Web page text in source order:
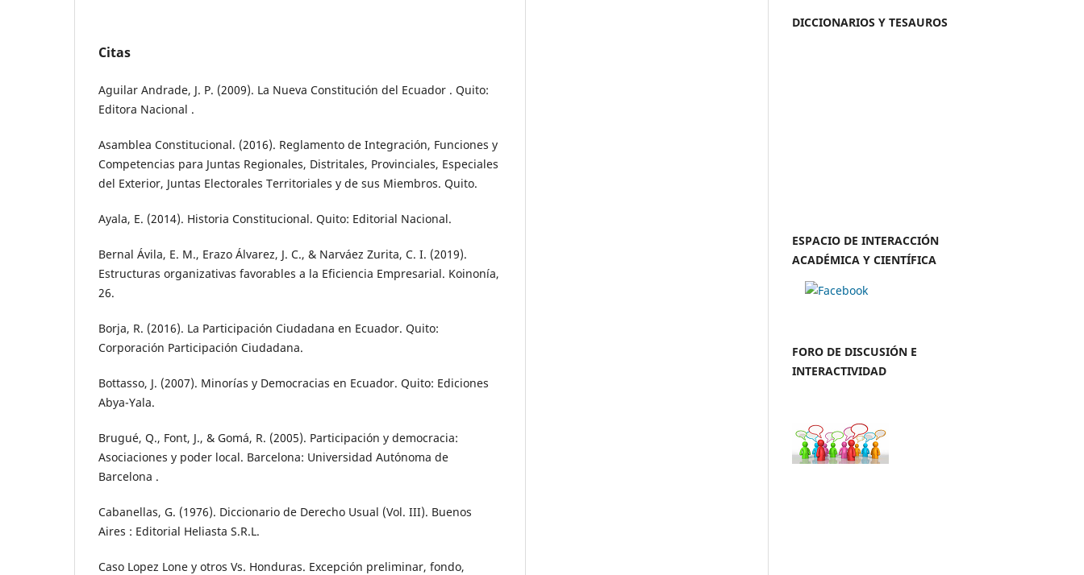
Citas
Aguilar Andrade, J. P. (2009). La Nueva Constitución del Ecuador . Quito:
Editora Nacional .
Asamblea Constitucional. (2016). Reglamento de Integración, Funciones y
Competencias para Juntas Regionales, Distritales, Provinciales, Especiales
del Exterior, Juntas Electorales Territoriales y de sus Miembros. Quito.
Ayala, E. (2014). Historia Constitucional. Quito: Editorial Nacional.
Bernal Ávila, E. M., Erazo Álvarez, J. C., & Narváez Zurita, C. I. (2019).
Estructuras organizativas favorables a la Eficiencia Empresarial. Koinonía,
26.
Borja, R. (2016). La Participación Ciudadana en Ecuador. Quito:
Corporación Participación Ciudadana.
Bottasso, J. (2007). Minorías y Democracias en Ecuador. Quito: Ediciones
Abya-Yala.
Brugué, Q., Font, J., & Gomá, R. (2005). Participación y democracia:
Asociaciones y poder local. Barcelona: Universidad Autónoma de
Barcelona .
Cabanellas, G. (1976). Diccionario de Derecho Usual (Vol. III). Buenos
Aires : Editorial Heliasta S.R.L.
Caso Lopez Lone y otros Vs. Honduras. Excepción preliminar, fondo,
DICCIONARIOS Y TESAUROS
ESPACIO DE INTERACCIÓN
ACADÉMICA Y CIENTÍFICA
FORO DE DISCUSIÓN E
INTERACTIVIDAD